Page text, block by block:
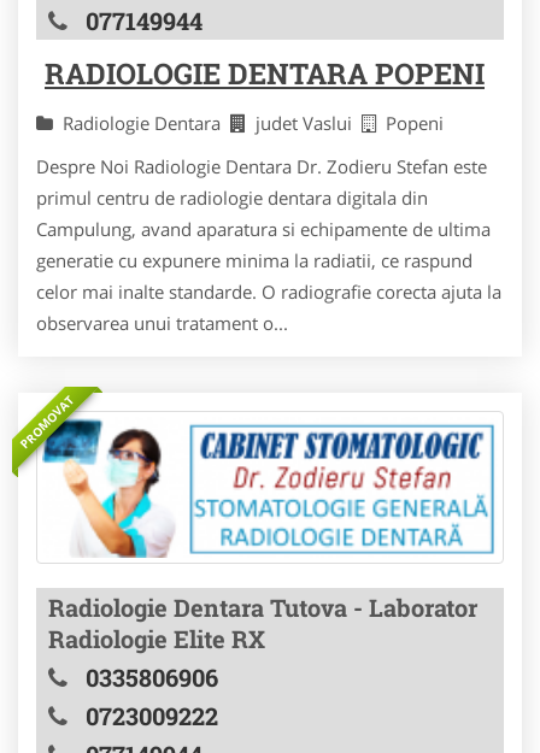
077149944
RADIOLOGIE DENTARA POPENI
Radiologie Dentara judet Vaslui
Popeni
Despre Noi Radiologie Dentara Dr. Zodieru Stefan este
primul centru de radiologie dentara digitala din
Campulung, avand aparatura si echipamente de ultima
generatie cu expunere minima la radiatii, ce raspund
celor mai inalte standarde. O radiografie corecta ajuta la
observarea unui tratament o...
PROMOVAT
Radiologie Dentara Tutova - Laborator
Radiologie Elite RX
0335806906
0723009222